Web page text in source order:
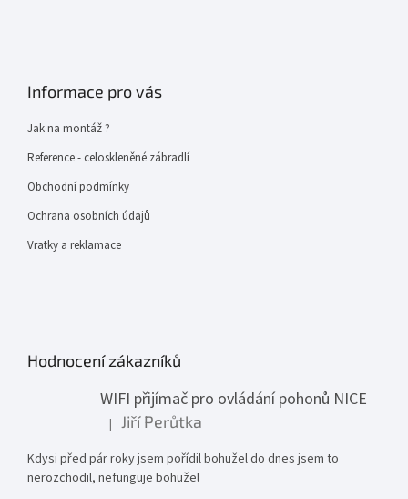
Informace pro vás
Jak na montáž ?
Reference - celoskleněné zábradlí
Obchodní podmínky
Ochrana osobních údajů
Vratky a reklamace
Hodnocení zákazníků
WIFI přijímač pro ovládání pohonů NICE
Hodnocení produktu je 1 z 5 hvězdiček.
| Jiří Perůtka
Kdysi před pár roky jsem pořídil bohužel do dnes jsem to
nerozchodil, nefunguje bohužel